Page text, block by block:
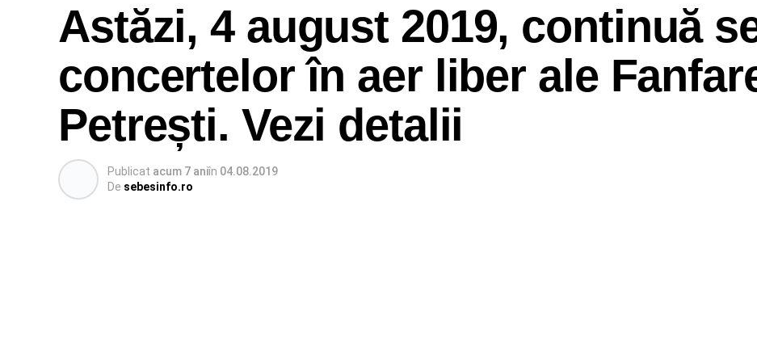
Astăzi, 4 august 2019, continuă
concertelor în aer liber ale
Petrești. Vezi detalii
Publicat acum 7 aniîn 04.08.2019
De sebesinfo.ro